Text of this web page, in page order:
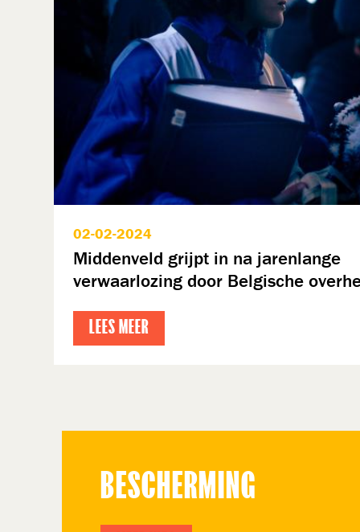
02-02-2024
Middenveld grijpt in na jarenlange
verwaarlozing door Belgische
LEES MEER
BESCHERMING